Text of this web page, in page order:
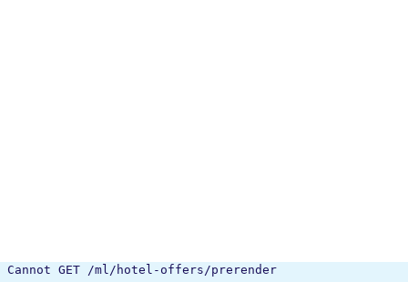
Cannot GET /ml/hotel-offers/prerender